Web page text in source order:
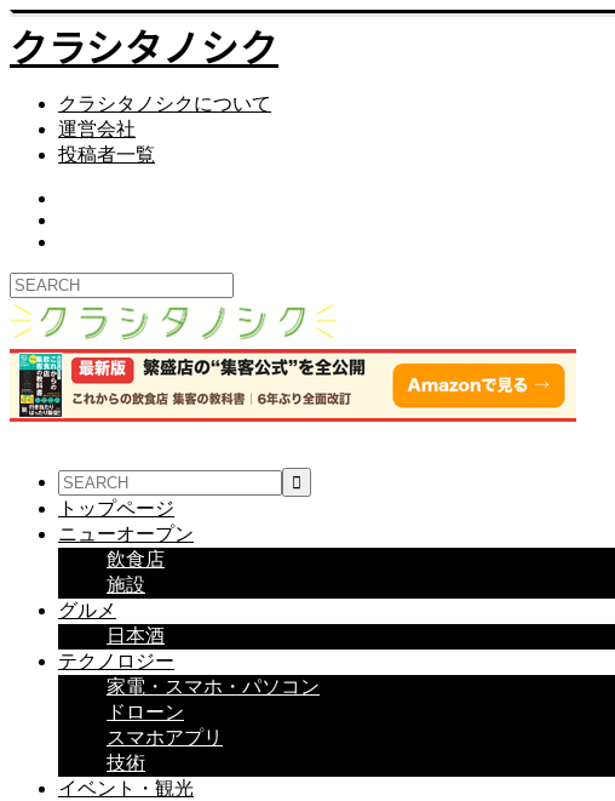
クラシタノシク
クラシタノシクについて
運営会社
投稿者一覧
トップページ
ニューオープン
飲食店
施設
グルメ
日本酒
テクノロジー
家電・スマホ・パソコン
ドローン
スマホアプリ
技術
イベント・観光